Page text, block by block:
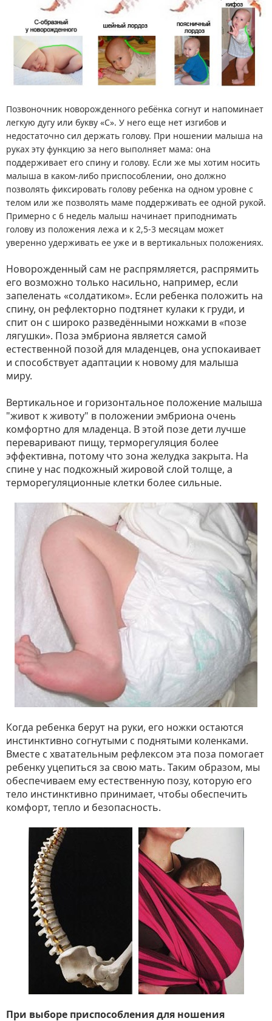
Позвоночник новорожденного ребёнка согнут и напоминает
легкую дугу или букву «С». У него еще нет изгибов и
недостаточно сил держать голову. При ношении малыша на
руках эту функцию за него выполняет мама: она
поддерживает его спину и голову. Если же мы хотим носить
малыша в каком-либо приспособлении, оно должно
позволять фиксировать голову ребенка на одном уровне с
телом или же позволять маме поддерживать ее одной рукой.
Примерно с 6 недель малыш начинает приподнимать
голову из положения лежа и к 2,5-3 месяцам может
уверенно удерживать ее уже и в вертикальных положениях.
Новорожденный сам не распрямляется, распрямить
его возможно только насильно, например, если
запеленать «солдатиком». Если ребенка положить на
спину, он рефлекторно подтянет кулаки к груди, и
спит он с широко разведёнными ножками в «позе
лягушки». Поза эмбриона является самой
естественной позой для младенцев, она успокаивает
и способствует адаптации к новому для малыша
миру.
Вертикальное и горизонтальное положение малыша
"живот к животу" в положении эмбриона очень
комфортно для младенца. В этой позе дети лучше
переваривают пищу, терморегуляция более
эффективна, потому что зона желудка закрыта. На
спине у нас подкожный жировой слой толще, а
терморегуляционные клетки более сильные.
Когда ребенка берут на руки, его ножки остаются
инстинктивно согнутыми с поднятыми коленками.
Вместе с хватательным рефлексом эта поза помогает
ребенку уцепиться за свою мать. Таким образом, мы
обеспечиваем ему естественную позу, которую его
тело инстинктивно принимает, чтобы обеспечить
комфорт, тепло и безопасность.
При выборе приспособления для ношения